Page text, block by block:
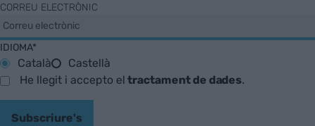
CORREU ELECTRÒNIC
IDIOMA*
Català
Castellà
He llegit i accepto eltractament de dades.
Subscriure's